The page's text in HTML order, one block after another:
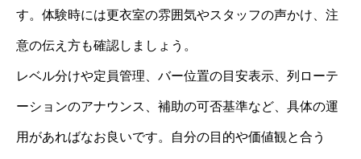
す。体験時には更衣室の雰囲気やスタッフの声かけ、注
意の伝え方も確認しましょう。
レベル分けや定員管理、バー位置の目安表示、列ローテ
ーションのアナウンス、補助の可否基準など、具体の運
用があればなお良いです。自分の目的や価値観と合う